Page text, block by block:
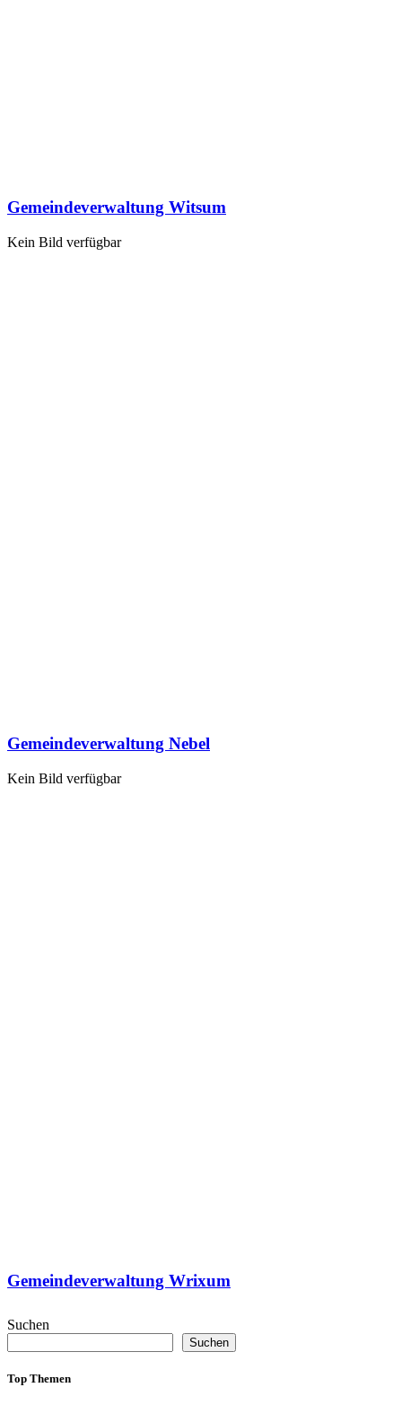
Gemeindeverwaltung Witsum
Kein Bild verfügbar
Gemeindeverwaltung Nebel
Kein Bild verfügbar
Gemeindeverwaltung Wrixum
Suchen
Suchen
Top Themen